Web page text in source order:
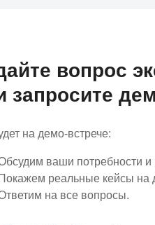
на демо-встрече:
ваши потребности и
Покажем реальные кейсы на
на все вопросы.
вопрос
запросите